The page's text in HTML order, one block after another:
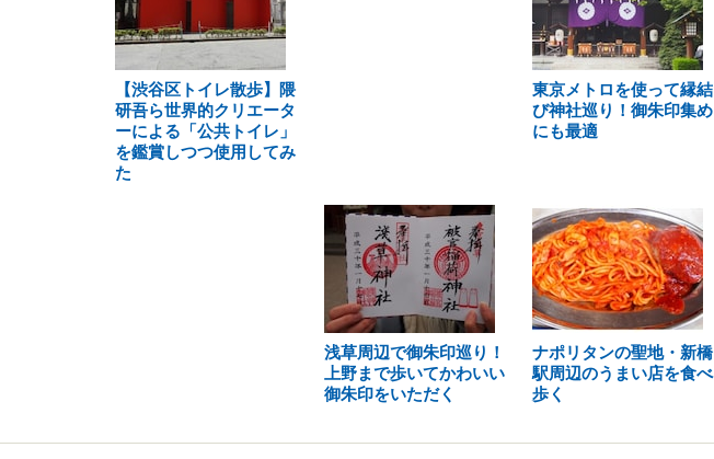
【渋谷区トイレ散歩】隈
研吾ら世界的クリエータ
ーによる「公共トイレ」
を鑑賞しつつ使用してみ
た
東京メトロを使って縁結
び神社巡り！御朱印集め
にも最適
浅草周辺で御朱印巡り！
上野まで歩いてかわいい
御朱印をいただく
ナポリタンの聖地・新橋
駅周辺のうまい店を食べ
歩く